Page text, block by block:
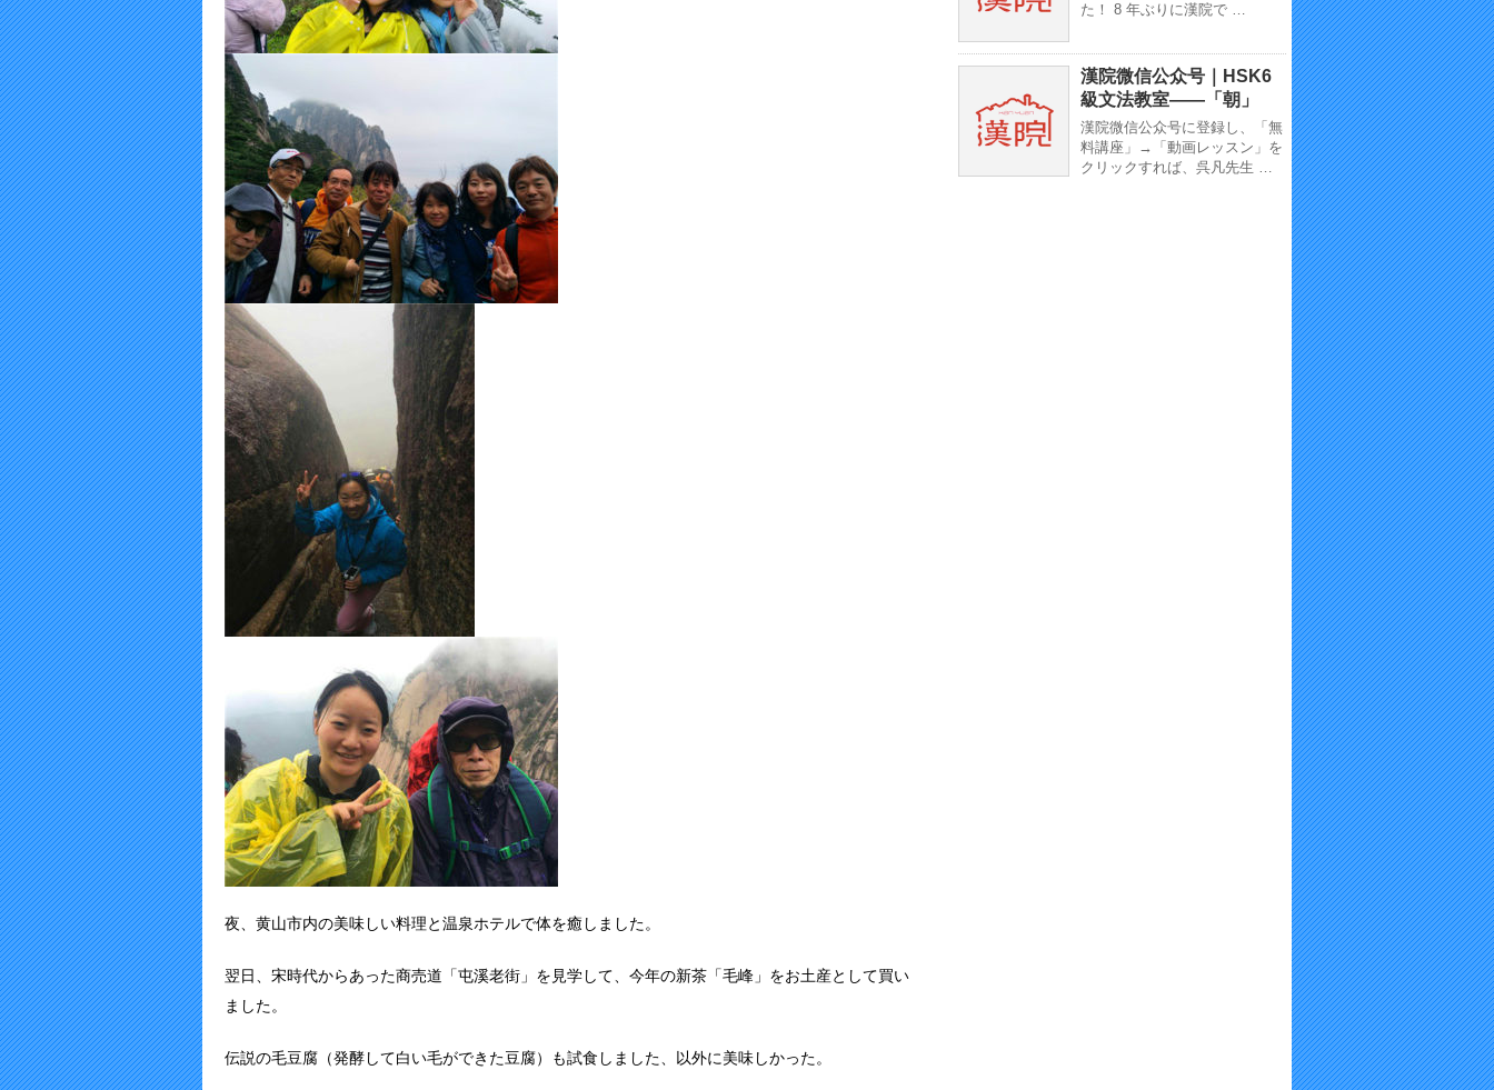
夜、黄山市内の美味しい料理と温泉ホテルで体を癒しました。
翌日、宋時代からあった商売道「屯溪老街」を見学して、今年の新茶「毛峰」をお土産として買い
ました。
伝説の毛豆腐（発酵して白い毛ができた豆腐）も試食しました、以外に美味しかった。
た！ 8 年ぶりに漢院で …
漢院微信公众号｜HSK6
級文法教室——「朝」
漢院微信公众号に登録し、「無
料講座」→「動画レッスン」を
クリックすれば、呉凡先生 …